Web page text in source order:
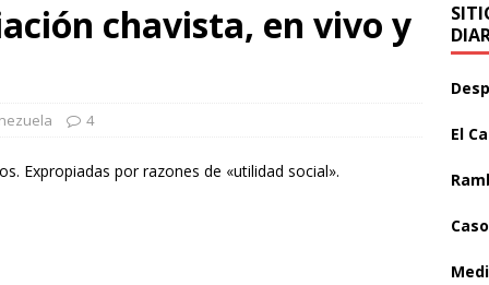
chavista, en vivo y
4
Expropiadas por razones de «utilidad social».
El